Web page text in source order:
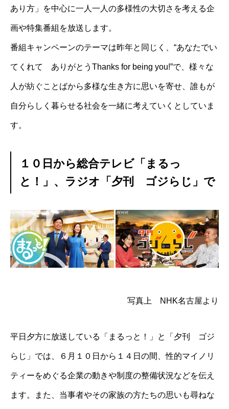
あり方」を中心に一人一人の多様性の大切さを考える企
画や特集番組を放送します。
番組キャンペーンのテーマは昨年と同じく、“あなたでい
てくれて ありがとうThanks for being you!”で、様々な
人が紡ぐことばから多様な生き方に思いを寄せ、誰もが
自分らしく暮らせる社会を一緒に考えていくとしていま
す。
１０日から総合テレビ「まるっ
と！」、ラジオ「夕刊 ゴジらじ」で
写真上 NHK名古屋より
平日夕方に放送している「まるっと！」と「夕刊 ゴジ
らじ」では、６月１０日から１４日の間、性的マイノリ
ティーをめぐる企業の動きや制度の整備状況などを伝え
ます。また、当事者やその家族の方たちの思いも尋ねな